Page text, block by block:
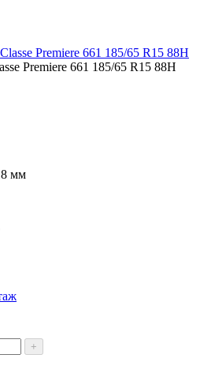
Premiere 661 185/65 R15 88H
мм
+